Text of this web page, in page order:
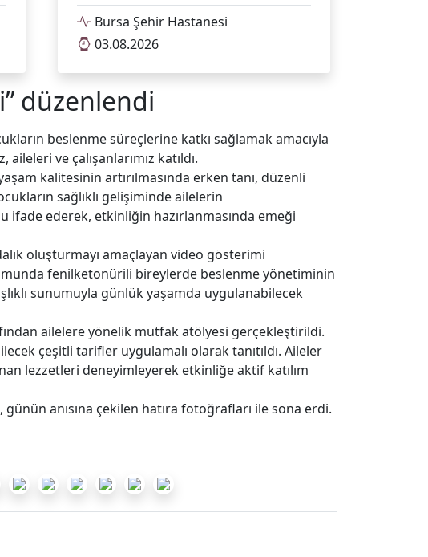
Bursa Şehir Hastanesi
03.08.2026
düzenlendi
beslenme süreçlerine katkı sağlamak amacıyla
ve çalışanlarımız katıldı.
kalitesinin artırılmasında erken tanı, düzenli
sağlıklı gelişiminde ailelerin
ederek, etkinliğin hazırlanmasında emeği
oluşturmayı amaçlayan video gösterimi
fenilketonürili bireylerde beslenme yönetiminin
sunumuyla günlük yaşamda uygulanabilecek
ailelere yönelik mutfak atölyesi gerçekleştirildi.
çeşitli tarifler uygulamalı olarak tanıtıldı. Aileler
lezzetleri deneyimleyerek etkinliğe aktif katılım
anısına çekilen hatıra fotoğrafları ile sona erdi.